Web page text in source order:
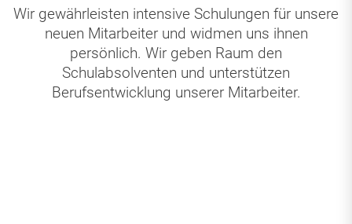
Wir gewährleisten intensive Schulungen für unsere
neuen Mitarbeiter und widmen uns ihnen
persönlich. Wir geben Raum den
Schulabsolventen und unterstützen
Berufsentwicklung unserer Mitarbeiter.